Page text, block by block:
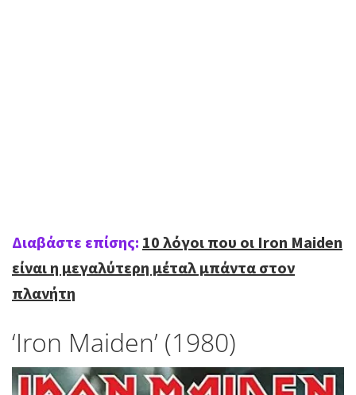
Διαβάστε επίσης: 10 λόγοι που οι Iron Maiden
είναι η μεγαλύτερη μέταλ μπάντα στον
πλανήτη
‘Iron Maiden’ (1980)